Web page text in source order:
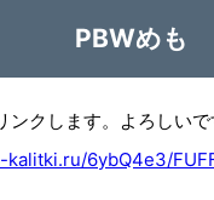
PBWめも
ンクします。よろしいで
6ybQ4e3/